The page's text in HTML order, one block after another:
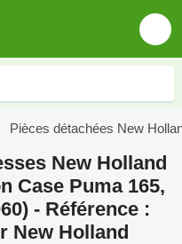
Pièces détachées New
New Holland
Case Puma 165,
- Référence :
New Holland